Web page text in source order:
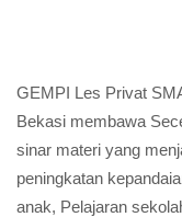
GEMPI Les Privat
Bekasi membawa
sinar materi yang
peningkatan
anak, Pelajaran